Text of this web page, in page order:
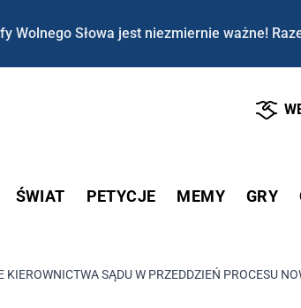
Wolnego Słowa jest niezmiernie ważne!
ŚWIAT PETYCJE MEMY GRY
KIEROWNICTWA SĄDU W PRZEDDZIEŃ PROCESU